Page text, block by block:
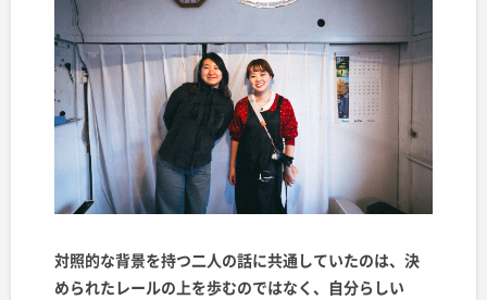
対照的な背景を持つ二人の話に共通していたのは、決
められたレールの上を歩むのではなく、自分らしい